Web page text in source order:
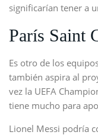
significarían tener a
París Saint
Es otro de los
también aspira al
vez la UEFA
tiene mucho para
Lionel Messi podría